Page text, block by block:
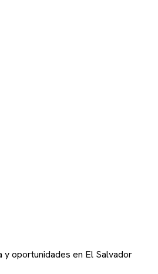
y oportunidades en El Salvador